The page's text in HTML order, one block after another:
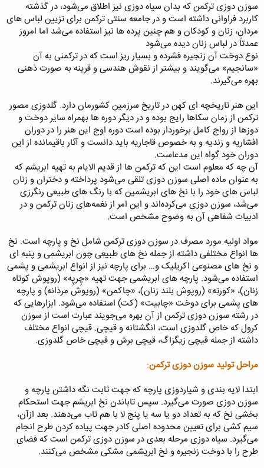
سوزن دوزی ترکمن که بدان سیاه دوزی نیز اطلاق می‌شود، در گذشته
کاربرد فراوانی داشته است و در جامعه سنتی ترکمن برای تزیین لباس های
مردان، زنان و کودکان و هم چنین پرده ها نیز استفاده می‌شد اما امروز
عمدتاً در لباس زنان دیده می‌شود
نوع دوخت آن زنجیره فشرده و بسیار ریز است که در ترکمنی به آن
«سانجیم» می‌گویند و بیشتر از نقوش هندسی و قرینه به صورت ذهنی
بهره می‌گیرند.
این هنر تاریخچه ای کهن در تاریخ سرزمین کشورمان دارد. گلدوزی مصور
ترکمن از زمان سکاها رایج بوده و در دیگر دوره ها بهمراه سایر دوخت و
دوزها از رواج کامل برخوردار بوده است دوره اوج این هنر را در دوران
افشاریه و زندیه و به خصوص قاجاریه باید دانست و آثار باقیمانده از این
دوران خود گواه این مدعاست.
آن چه که معلوم است این که ترکمن ها از قدیم الایام به تهیه ابریشم که
به عنوان ماده اصلی سوزن دوزی تلقی می‌شود پرداخته و دختران و زنان
لباس های خود را با نخ های ابریشمین که با رنگ های طبیعی رنگرزی
می‌شد، سوزن دوزی می‌کرده‌اند و این امر از نغمه‌های زنان ترکمن و در
ادبیات شفاهی آن به وضوح مشخص است.
مواد اولیه مورد مصرف در سوزن دوزی ترکمن شامل نخ و پارچه است. نخ
ها انواع مختلفی داشته از جمله نخ های طبیعی چون ابریشمی ‌و پنبه ای
و نخ های مصنوعی اکریلیک و… برای پارچه نیز از انواع ابریشمی ‌و پشمی
‌استفاده می‌شود. پارچه های ابریشمی‌ جهت تهیه «چِرپِه» (روپوش کوتاه
زنان)، «کورتِه» (روپوش بلند زنان)، «چاکمن» (روپوش مردانه) و پارچه
های پشمی ‌برای دوخت «چابیت» (کت) استفاده می‌شود. ابزارهایی که
در رشته سوزن دوزی ترکمن از آن بهره می‌جویند عبارت است از سوزن
کرول که خاص گلدوزی است، انگشتانه و قیچی. قیچی انواع مختلف
داشته از جمله قیچی زیگزاگ، قیچی برش و قیچی خاص گلدوزی.
مراحل تولید سوزن دوزی ترکمن:
ابتدا لایه بندی و شیاردوزی پارچه که جهت ثابت نگه داشتن پارچه و
سوزن دوزی صورت می‌گیرد. سپس تاباندن نخ ابریشم جهت استحکام
بخشی نخ که به تعداد دو یا سه یا پنج لا با هم تاب می‌دهند. بعد ازآن،
سیم کشی برای تعیین محدوده اصلی کادر جهت پیاده کردن طرح انجام
می‌گیرد. سیاه دوزی مرحله بعدی در سوزن دوزی ترکمن است که فضای
طرح را با دوخت زنجیره و نخ ابریشمی‌ مشکی مشخص می‌کنند.